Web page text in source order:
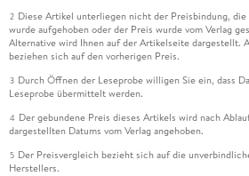
2 Diese Artikel unterliegen nicht der Preisbindung,
wurde aufgehoben oder der Preis wurde vom Verlag
Alternative wird Ihnen auf der Artikelseite dargestellt.
beziehen sich auf den vorherigen Preis.
3 Durch Öffnen der Leseprobe willigen Sie ein, dass
Leseprobe übermittelt werden.
4 Der gebundene Preis dieses Artikels wird nach
dargestellten Datums vom Verlag angehoben.
5 Der Preisvergleich bezieht sich auf die
Herstellers.